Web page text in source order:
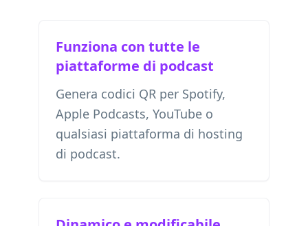
Funziona con tutte le
piattaforme di podcast
Genera codici QR per Spotify,
Apple Podcasts, YouTube o
qualsiasi piattaforma di hosting
di podcast.